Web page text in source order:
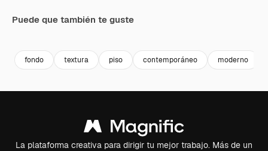
Puede que también te guste
fondo textura piso contemporáneo moderno
La plataforma creativa para dirigir tu mejor trabajo. Más de un